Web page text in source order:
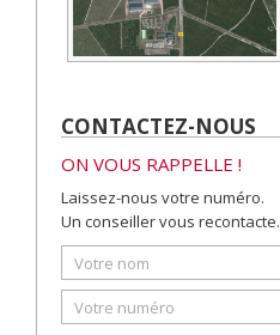
CONTACTEZ-NOUS
ON VOUS RAPPELLE !
Laissez-nous votre numéro.
Un conseiller vous recontacte.